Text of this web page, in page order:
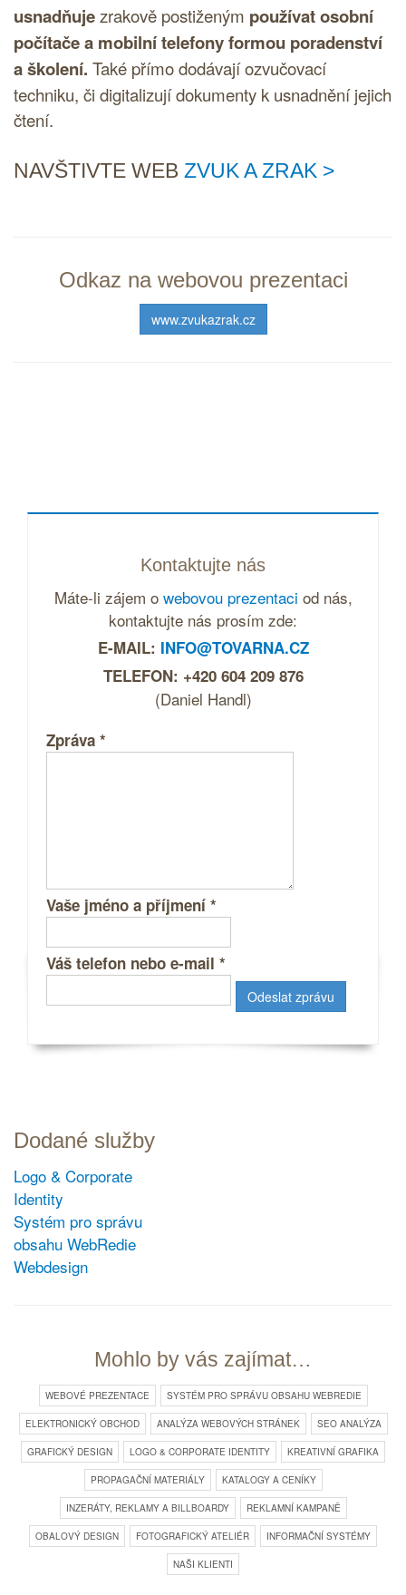
usnadňujezrakově postiženým používat osobní
počítače a mobilní telefony formou poradenství
a školení. Také přímo dodávají ozvučovací
techniku, či digitalizují dokumenty k usnadnění jejich
čtení.
NAVŠTIVTE WEB ZVUK A ZRAK
Odkaz na webovou prezentaci
www.zvukazrak.cz
Kontaktujte nás
Máte-li zájem o webovou prezentaci od nás,
kontaktujte nás prosím zde:
E-MAIL: INFO@TOVARNA.CZ
TELEFON: +420 604 209 876
(Daniel Handl)
Zpráva *
Vaše jméno a příjmení *
Váš telefon nebo e-mail *
Dodané služby
Logo & Corporate
Identity
Systém pro správu
obsahu WebRedie
Webdesign
Mohlo by vás zajímat…
WEBOVÉ PREZENTACE SYSTÉM PRO SPRÁVU OBSAHU WEBREDIE
ELEKTRONICKÝ OBCHOD ANALÝZA WEBOVÝCH STRÁNEK SEO ANALÝZA
GRAFICKÝ DESIGN LOGO & CORPORATE IDENTITY KREATIVNÍ GRAFIKA
PROPAGAČNÍ MATERIÁLY KATALOGY A CENÍKY
INZERÁTY, REKLAMY A BILLBOARDY REKLAMNÍ KAMPANĚ
OBALOVÝ DESIGN FOTOGRAFICKÝ ATELIÉR INFORMAČNÍ SYSTÉMY
NAŠI KLIENTI